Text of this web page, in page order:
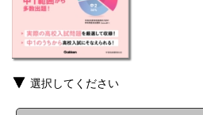
選択してください